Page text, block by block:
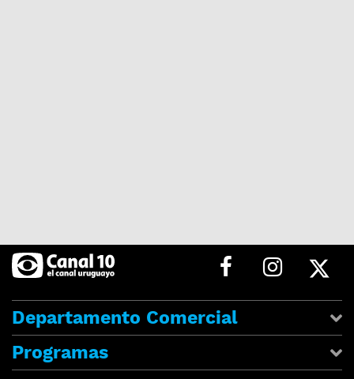
Departamento Comercial
Programas